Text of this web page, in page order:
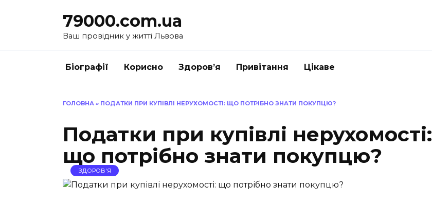
79000.com.ua
Ваш провідник у житті Львова
Біографії Корисно Здоров’я Привітання Цікаве
ГОЛОВНА » ПОДАТКИ ПРИ КУПІВЛІ НЕРУХОМОСТІ: ЩО ПОТРІБНО ЗНАТИ ПОКУПЦЮ?
Податки при купівлі нерухомості:
що потрібно знати покупцю?
ЗДОРОВ'Я